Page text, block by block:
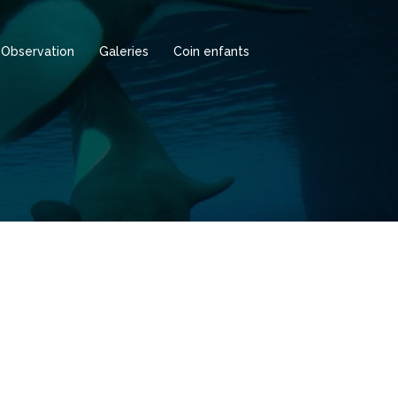
Observation Galeries
Coin enfants